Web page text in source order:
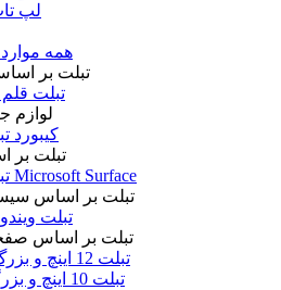
لپ
همه
تبلت بر
تبلت قلم
لوازم
کیبورد
تبلت بر
تبلت Microsoft Surface
تبلت بر اساس
تبلت
تبلت بر اساس
تبلت 12 اینچ و بزرگ‌تر
تبلت 10 اینچ و بزرگتر